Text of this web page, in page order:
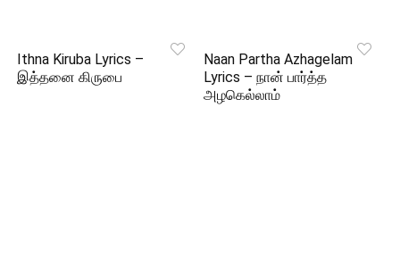
Ithna Kiruba Lyrics –
இத்தனை கிருபை
Naan Partha Azhagelam
Lyrics – நான் பார்த்த
அழகெல்லாம்